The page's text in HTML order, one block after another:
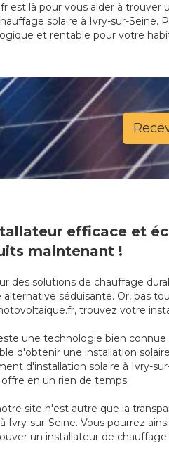
est là pour vous aider à trouver
solaire à Ivry-sur-Seine.
et rentable pour votre
efficace et
maintenant !
des solutions de chauffage
séduisante. Or, pas
trouvez votre
une technologie bien
d'obtenir une installation
d'installation solaire à Ivry-
en un rien de temps.
site n'est autre que la
Ivry-sur-Seine. Vous pourrez
un installateur de